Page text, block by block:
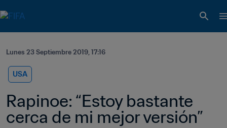
Lunes 23 Septiembre 2019, 17:16
USA
Rapinoe: “Estoy bastante
cerca de mi mejor versión”